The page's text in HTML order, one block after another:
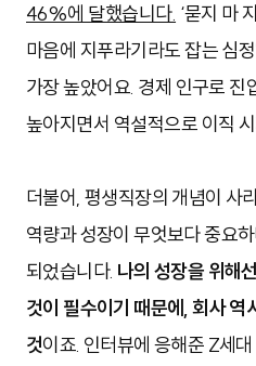
46%에 달했습니다. ‘묻지 마
마음에 지푸라기라도 잡는 심
가장 높았어요. 경제 인구로 진
높아지면서 역설적으로 이직
더불어, 평생직장의 개념이 사
역량과 성장이 무엇보다 중요
되었습니다. 나의 성장을 위해
것이 필수이기 때문에, 회사 역
것이죠. 인터뷰에 응해준 Z세